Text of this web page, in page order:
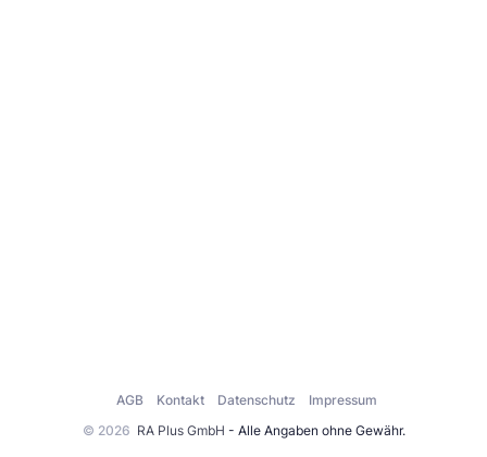
© 2026 RA Plus GmbH - Alle Angaben ohne Gewähr.
AGB Kontakt Datenschutz Impressum